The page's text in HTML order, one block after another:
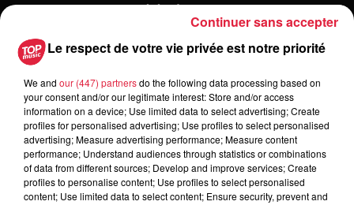
> Une petite copropriété où tous le monde s'entends
un syndic bénévole, car la
gestion reste raisonnable par la taille de la résidence. Et la
confiance, la bonne entente entre les copropriétaires sont
des atouts pour un fonctionnement éconmique optimal.
> Une grande résidence :l'expérience et le temps de
travail sont importants dans ce cas, et la prestation du
syndic professionnelsera bénéfique à la copropriété.
> Les coproprétaires ne s'entendent pas ou le syndic
bénévole rencontre des difficultés: faire appel à
syndic professionneldevient indispensable.
Le respect de votre vie privée est notre priorité
We and our (447) partnersdo the following data processing based on
your consent and/or our legitimate interest: Store and/or access
information on a device; Use limited data to select advertising; Create
profiles for personalised advertising; Use profiles to select personalised
advertising; Measure advertising performance; Measure content
performance; Understand audiences through statistics or combinations
of data from different sources; Develop and improve services; Create
profiles to personalise content; Use profiles to select personalised
content; Use limited data to select content; Ensure security, prevent and
Continuer sans accepter